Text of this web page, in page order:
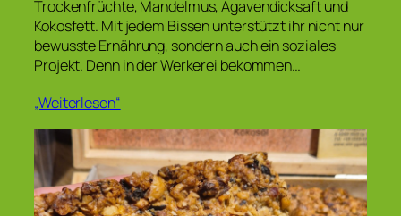
Trockenfrüchte, Mandelmus, Agavendicksaft und
Kokosfett. Mit jedem Bissen unterstützt ihr nicht nur
bewusste Ernährung, sondern auch ein soziales
Projekt. Denn in der Werkerei bekommen…
„Weiterlesen“